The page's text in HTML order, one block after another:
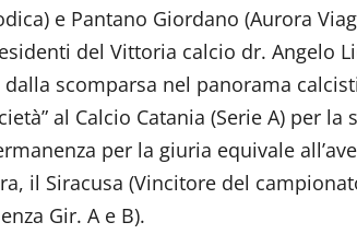
e Pantano Giordano (Aurora
del Vittoria calcio dr. Angelo
scomparsa nel panorama
al Calcio Catania (Serie A) per
per la giuria equivale
il Siracusa (Vincitore del
Gir. A e B).